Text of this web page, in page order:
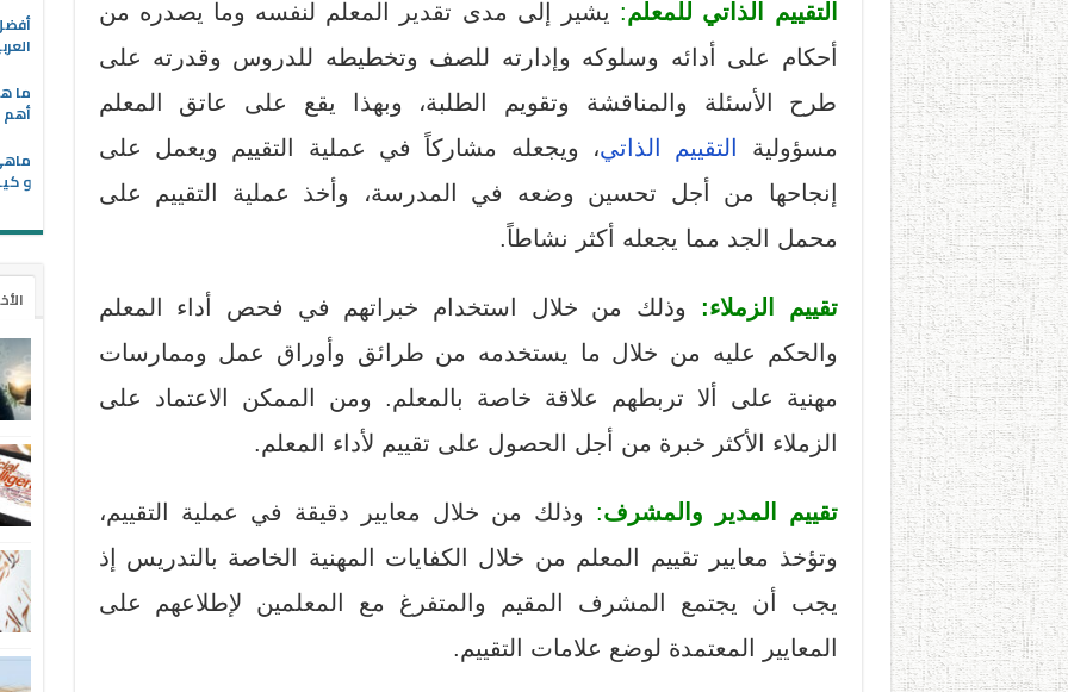
التقييم الذاتي للمعلم: يشير إلى مدى تقدير المعلم لنفسه وما يصدره من
أحكام على أدائه وسلوكه وإدارته للصف وتخطيطه للدروس وقدرته على
طرح الأسئلة والمناقشة وتقويم الطلبة، وبهذا يقع على عاتق المعلم
مسؤولية
التقييم الذاتي، ويجعله مشاركاً في عملية التقييم ويعمل على
إنجاحها من أجل تحسين وضعه في المدرسة، وأخذ عملية التقييم على
محمل الجد مما يجعله أكثر نشاطاً.
تقييم الزملاء: وذلك من خلال استخدام خبراتهم في فحص أداء المعلم
والحكم عليه من خلال ما يستخدمه من طرائق وأوراق عمل وممارسات
مهنية على ألا تربطهم علاقة خاصة بالمعلم. ومن الممكن الاعتماد على
الزملاء الأكثر خبرة من أجل الحصول على تقييم لأداء المعلم.
تقييم المدير والمشرف: وذلك من خلال معايير دقيقة في عملية التقييم،
وتؤخذ معايير تقييم المعلم من خلال الكفايات المهنية الخاصة بالتدريس إذ
يجب أن يجتمع المشرف المقيم والمتفرغ مع المعلمين لإطلاعهم على
المعايير المعتمدة لوضع علامات التقييم.
ما
أهم
و